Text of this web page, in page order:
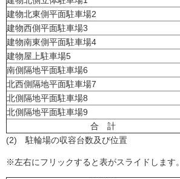
建物北東側平面駐車場2
建物西側平面駐車場3
建物南東側平面駐車場4
建物屋上駐車場5
南側隔地平面駐車場6
北西側隔地平面駐車場7
北側隔地平面駐車場8
北側隔地平面駐車場9
合 計
(2) 駐輪場の収容台数及び位置
※左右にフリックすると表がスライドします。